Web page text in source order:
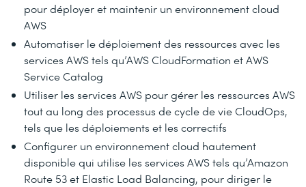
pour déployer et maintenir un environnement cloud
AWS
Automatiser le déploiement des ressources avec les
services AWS tels qu’AWS CloudFormation et AWS
Service Catalog
Utiliser les services AWS pour gérer les ressources AWS
tout au long des processus de cycle de vie CloudOps,
tels que les déploiements et les correctifs
Configurer un environnement cloud hautement
disponible qui utilise les services AWS tels qu’Amazon
Route 53 et Elastic Load Balancing, pour diriger le